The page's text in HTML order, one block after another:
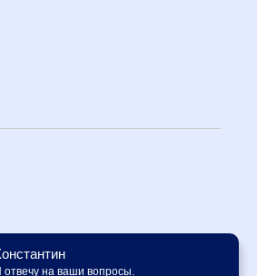
отвечу на ваши вопросы.